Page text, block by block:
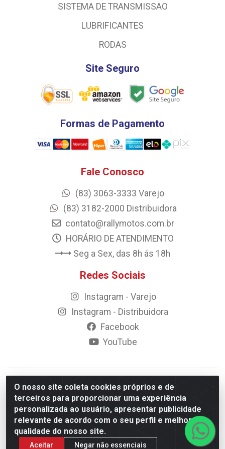
O nosso site coleta cookies próprios e de
terceiros para proporcionar uma experiência
personalizada ao usuário, apresentar publicidade
relevante de acordo com o seu perfil e melhorar a
qualidade do nosso site.
Aceitar Negar não essenciais
SISTEMA DE TRANSMISSAO
LUBRIFICANTES
RODAS
Site Seguro
Formas de Pagamento
Fale Conosco
(83) 3063-3333 Varejo
(83) 3182-2000 Distribuidora
contato@rallymotos.com.br
HORÁRIO DE ATENDIMENTO
Seg a Sex, das 8h ás 18h
Redes Sociais
Instagram - Varejo
Instagram - Distribuidora
Facebook
YouTube
© 2023 Rally Motos - todos os direitos reservados.
Razão Social: Rally motos distribuidora, importadora e
transportadora de peças LTDA - CNPJ 09.262.859/0001-43 -
Rua Vigário Calixto 2900 - Catolé, Campina Grande/PB